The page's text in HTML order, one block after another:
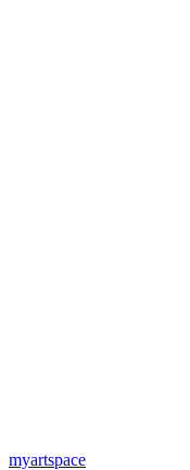
myartspace